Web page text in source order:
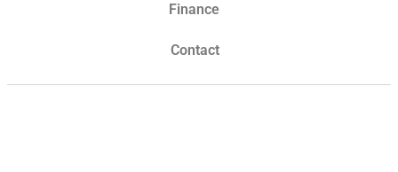
Finance
Contact